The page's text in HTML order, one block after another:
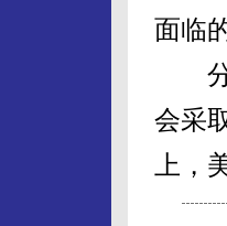
面临
分
会采
上，